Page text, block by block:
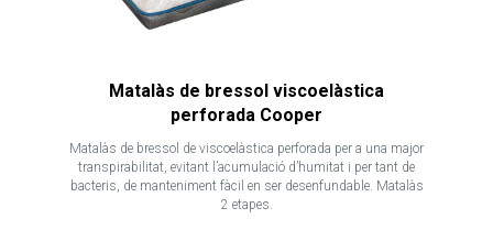
Matalàs de bressol viscoelàstica
perforada Cooper
Matalàs de bressol de viscoelàstica perforada per a una major
transpirabilitat, evitant l’acumulació d’humitat i per tant de
bacteris, de manteniment fàcil en ser desenfundable. Matalàs
2 etapes.